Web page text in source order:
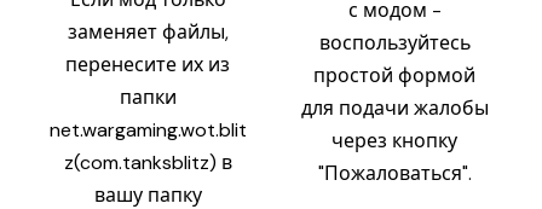
заменяет файлы,
перенесите их из
папки
net.wargaming.wot.blit
z(com.tanksblitz) в
вашу папку
с модом -
воспользуйтесь
простой формой
для подачи жалобы
через кнопку
"Пожаловаться".